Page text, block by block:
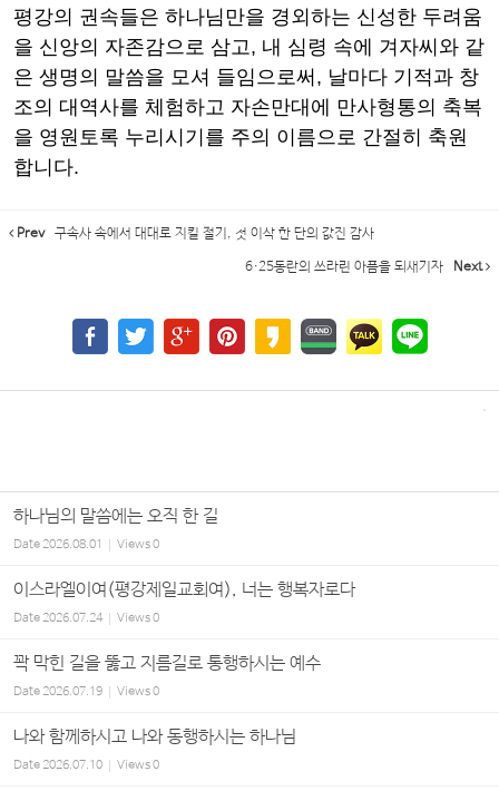
평강의 권속들은 하나님만을 경외하는 신성한 두려움
을 신앙의 자존감으로 삼고, 내 심령 속에 겨자씨와 같
은 생명의 말씀을 모셔 들임으로써 , 날마다 기적과 창
조의 대역사를 체험하고 자손만대에 만사형통의 축복
을 영원토록 누리시기를 주의 이름으로 간절히 축원
합니다.
Prev 구속사 속에서 대대로 지킬 절기, 첫 이삭 한 단의 값진 감사
6·25동란의 쓰라린 아픔을 되새기자 Next
하나님의 말씀에는 오직 한 길
Date2026.08.01 Views0
이스라엘이여(평강제일교회여), 너는 행복자로다
Date2026.07.24 Views0
꽉 막힌 길을 뚫고 지름길로 통행하시는 예수
Date2026.07.19 Views0
나와 함께하시고 나와 동행하시는 하나님
Date2026.07.10 Views0